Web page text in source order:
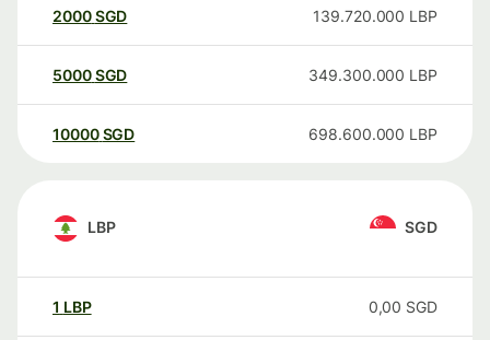
2000SGD 139.720.000 LBP
5000SGD 349.300.000 LBP
10000 SGD 698.600.000 LBP
LBP SGD
1 LBP 0,00 SGD